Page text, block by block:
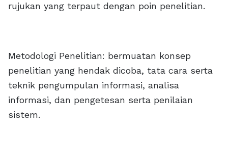
rujukan yang terpaut dengan poin penelitian.
Metodologi Penelitian: bermuatan konsep
penelitian yang hendak dicoba, tata cara serta
teknik pengumpulan informasi, analisa
informasi, dan pengetesan serta penilaian
sistem.